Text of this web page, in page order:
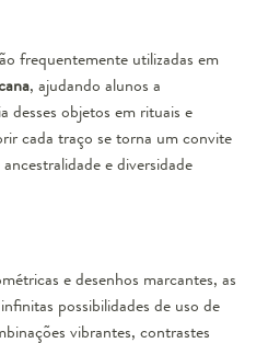
frequentemente utilizadas em
, ajudando alunos a
desses objetos em rituais e
cada traço se torna um convite
e diversidade
e desenhos marcantes, as
possibilidades de uso de
vibrantes, contrastes